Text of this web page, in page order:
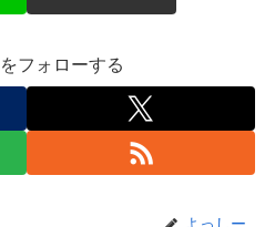
フォローする